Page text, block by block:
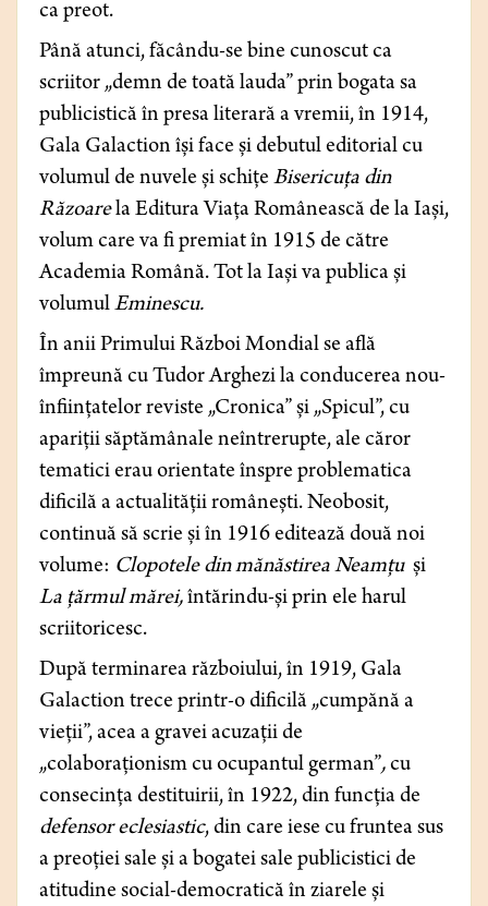
ca preot.
Până atunci, făcându-se bine cunoscut ca
scriitor „demn de toată lauda” prin bogata sa
publicistică în presa literară a vremii, în 1914,
Gala Galaction își face și debutul editorial cu
volumul de nuvele și schițe Bisericuța din
Răzoarela Editura Viața Românească de la Iași,
volum care va fi premiat în 1915 de către
Academia Română. Tot la Iași va publica și
volumulEminescu.
În anii Primului Război Mondial se află
împreună cu Tudor Arghezi la conducerea nou-
înființatelor reviste „Cronica” și „Spicul”, cu
apariții săptămânale neîntrerupte, ale căror
tematici erau orientate înspre problematica
dificilă a actualității românești. Neobosit,
continuă să scrie și în 1916 editează două noi
volume: Clopotele din mănăstirea Neamțu și
La țărmul mărei,întărindu-și prin ele harul
scriitoricesc.
După terminarea războiului, în 1919, Gala
Galaction trece printr-o dificilă „cumpănă a
vieții”, acea a gravei acuzații de
„colaboraționism cu ocupantul german”, cu
consecința destituirii, în 1922, din funcția de
defensor eclesiastic, din care iese cu fruntea sus
a preoției sale și a bogatei sale publicistici de
atitudine social-democratică în ziarele și